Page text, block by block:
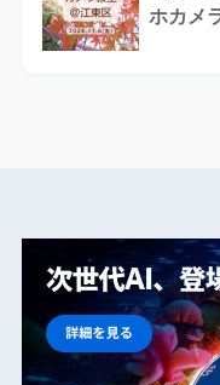
ホカメ